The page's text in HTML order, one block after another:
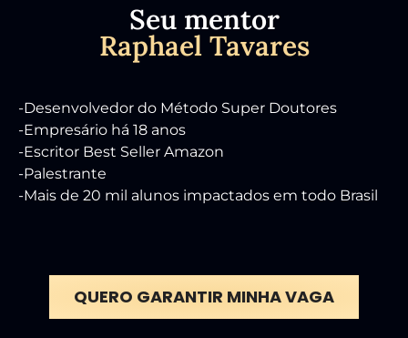
Seu mentor
Raphael Tavares
-Desenvolvedor do Método Super Doutores
-Empresário há 18 anos
-Escritor Best Seller Amazon
-Palestrante
-Mais de 20 mil alunos impactados em todo Brasil
QUERO GARANTIR MINHA VAGA